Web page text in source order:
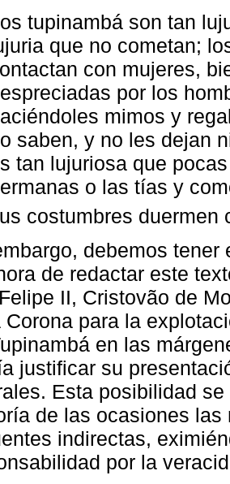
tupinambá son tan
que no cometan;
con mujeres,
por los
mimos y
saben, y no les dejan
tan lujuriosa que
o las tías y
costumbres duermen
debemos
de redactar este
II, Cristovão de
Corona para la
en las
justificar su
Esta posibilidad
de las ocasiones
indirectas,
por la